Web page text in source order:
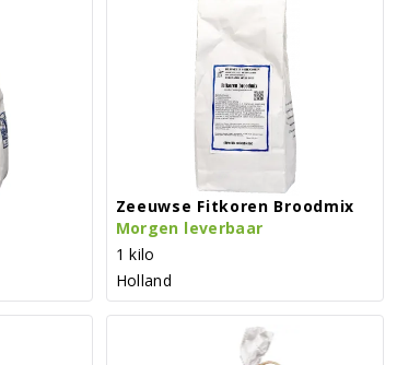
Zeeuwse Fitkoren Broodmix
Morgen leverbaar
1 kilo
Holland